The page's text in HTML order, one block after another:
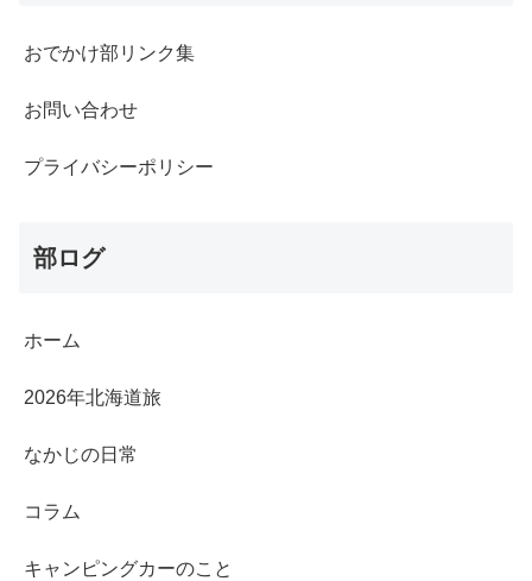
おでかけ部リンク集
お問い合わせ
プライバシーポリシー
部ログ
ホーム
2026年北海道旅
なかじの日常
コラム
キャンピングカーのこと